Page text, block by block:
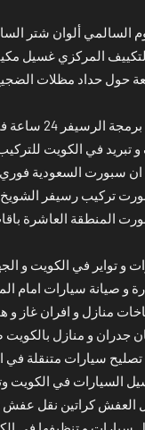
السالمي ألوان شتر
المركزي غسيل
حول حداد مظلات
24 ساعة في الكويت
تبريد في الكويت
ان سبورت السعودية فوري
تركيب رسيفر
و تواير في الكويت و
و صيانة سيارات امام
منازل و افران غاز و
جدران و منازل
سيارات متنقلة في
السيارات في الكويت
العفش كراتين نقل عفش